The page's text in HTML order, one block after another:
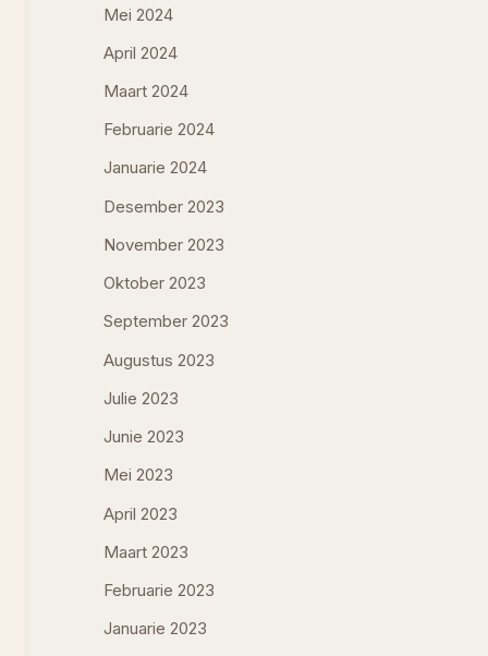
Mei 2024
April 2024
Maart 2024
Februarie 2024
Januarie 2024
Desember 2023
November 2023
Oktober 2023
September 2023
Augustus 2023
Julie 2023
Junie 2023
Mei 2023
April 2023
Maart 2023
Februarie 2023
Januarie 2023